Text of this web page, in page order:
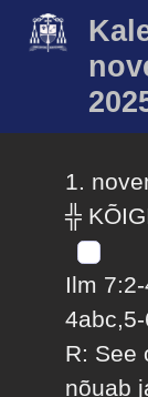
1.
╬
Ilm
R: See
nõuab